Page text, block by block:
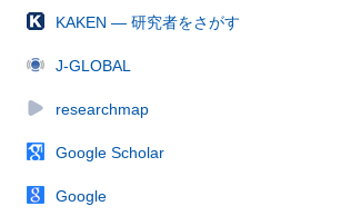
KAKEN — 研究者をさがす
J-GLOBAL
researchmap
Google Scholar
Google